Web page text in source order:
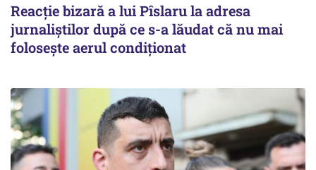
Reacție bizară a lui Pîslaru la adresa
jurnaliștilor după ce s-a lăudat că nu mai
folosește aerul condiționat